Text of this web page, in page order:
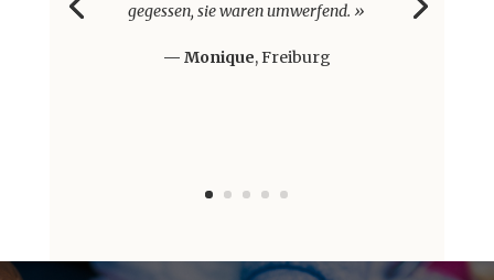
gegessen, sie waren umwerfend. »
— Monique, Freiburg